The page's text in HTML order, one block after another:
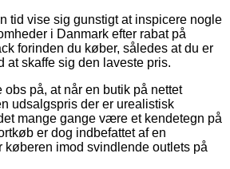
tid vise sig gunstigt at inspicere nogle
i Danmark efter rabat på
forinden du køber, således at du er
at skaffe sig den laveste pris.
på, at når en butik på nettet
udsalgspris der er urealistisk
mange gange være et kendetegn på
er dog indbefattet af en
køberen imod svindlende outlets på